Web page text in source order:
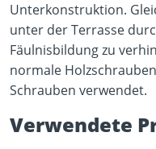
Unterkonstruktion.
unter der Terrasse
Fäulnisbildung zu
normale
Schrauben verwendet.
Verwendete